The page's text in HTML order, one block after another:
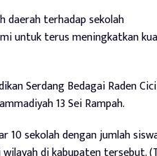
terhadap sekolah
untuk terus meningkatkan
Serdang Bedagai Raden Cici
13 Sei Rampah.
10 sekolah dengan jumlah